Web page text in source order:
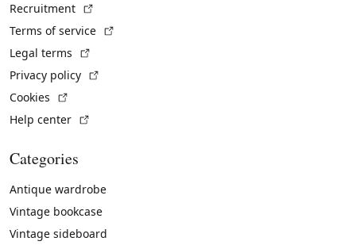
Recruitment
Terms of service
Legal terms
Privacy policy
Cookies
Help center
Categories
Antique wardrobe
Vintage bookcase
Vintage sideboard